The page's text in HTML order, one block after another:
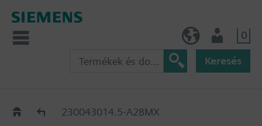
0
Keresés
Régi-Új Kiváltási segédlet
230043014.5-A2BMX